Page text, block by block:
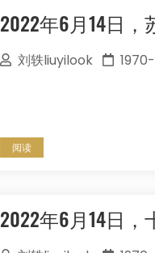
2022年6月14日
刘轶liuyilook
阅读
2022年6月14日